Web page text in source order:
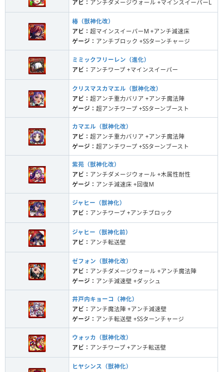
アビ： アンチダメージウォール +マインスイーパーL
椿（獣神化改）
アビ： 超マインスイーパーM +アンチ減速床
ゲージ： アンチブロック +SSターンチャージ
ミミックフリーレン（進化）
アビ： アンチワープ +マインスイーパー
クリスマスカマエル（獣神化改）
アビ： 超アンチ重力バリア +アンチ魔法陣
ゲージ： 超アンチワープ +SSターンブースト
カマエル（獣神化改）
アビ： 超アンチ重力バリア +アンチ魔法陣
ゲージ： 超アンチワープ +SSターンブースト
紫苑（獣神化改）
アビ： アンチダメージウォール +木属性耐性
ゲージ： アンチ減速床 +回復M
ジャヒー（獣神化）
アビ： アンチワープ +アンチブロック
ジャヒー（獣神化前）
アビ： アンチ転送壁
ゼフォン（獣神化改）
アビ： アンチダメージウォール +アンチ魔法陣
ゲージ： アンチ減速壁 +ダッシュ
井戸内キョーコ（神化）
アビ： アンチ魔法陣 +アンチ減速壁
ゲージ： アンチ転送壁 +SSターンチャージ
ウォッカ（獣神化改）
アビ： アンチワープ +アンチ転送壁
ヒヤシンス（獣神化）